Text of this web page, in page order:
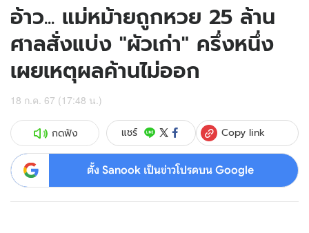
อ้าว... แม่หม้ายถูกหวย 25 ล้าน
ศาลสั่งแบ่ง "ผัวเก่า" ครึ่งหนึ่ง
เผยเหตุผลค้านไม่ออก
18 ก.ค. 67 (17:48 น.)
กดฟัง แชร์ Copy link
ตั้ง Sanook เป็นข่าวโปรดบน Google